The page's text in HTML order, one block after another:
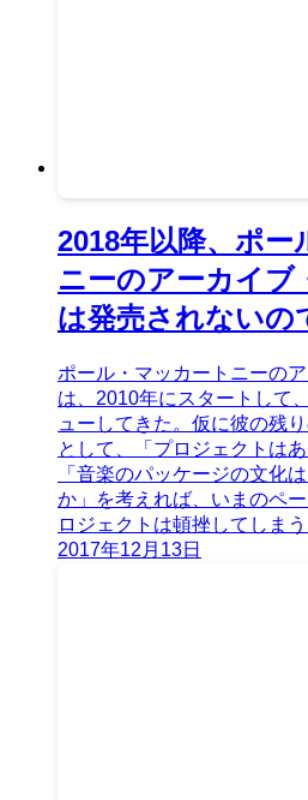
2018年以降、ポー
ニーのアーカイブ
は発売されないの
ポール・マッカートニーの
は、2010年にスタートして
ューしてきた。仮に彼の残
として、「プロジェクトは
「音楽のパッケージの文化
か」を考えれば、いまのペ
ロジェクトは頓挫してしまう
2017年12月13日